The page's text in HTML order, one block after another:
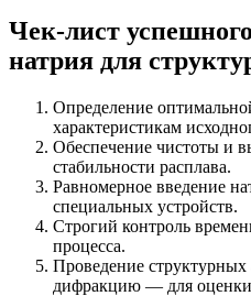
Чек-лист
натрия для
Определение
характеристикам
Обеспечение чистоты и
стабильности расплава.
Равномерное введение
специальных устройств.
Строгий контроль
процесса.
Проведение
дифракцию — для оценки